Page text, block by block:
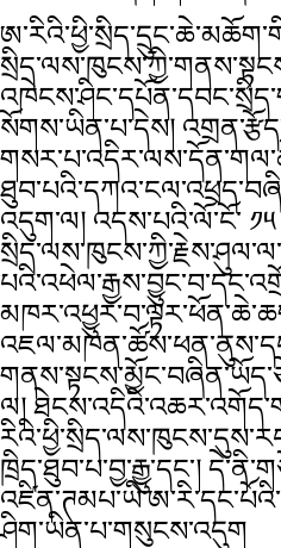
སོགས་ཡིན་པ་དེས།
འདུག་ལ། འདས་པའི་ལོ་ངོ་
ལ།
ཁྲིད་ཐུབ་པ་བྱ་རྒྱུ་དང་།
ཤིག་ཡིན་པ་གསུངས་འདུག